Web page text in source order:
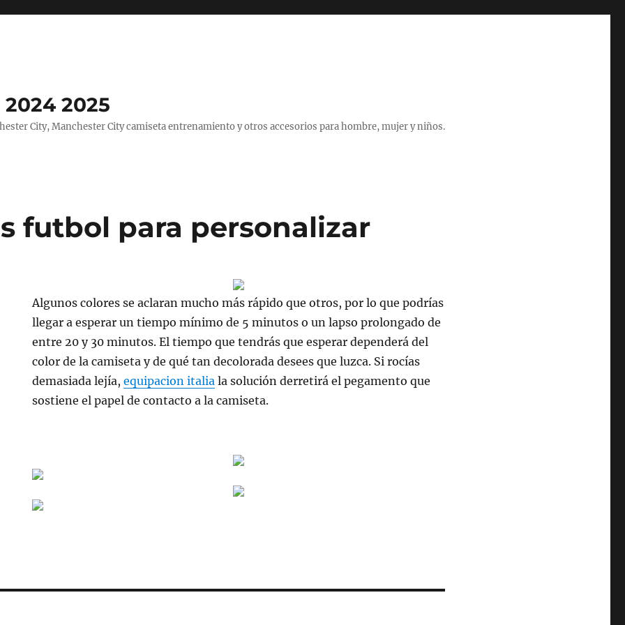
2025
City, Manchester City camiseta entrenamiento y otros accesorios para hombre, mujer y niños.
futbol para personalizar
Algunos colores se aclaran mucho más rápido que otros, por lo que podrías
llegar a esperar un tiempo mínimo de 5 minutos o un lapso prolongado de
entre 20 y 30 minutos. El tiempo que tendrás que esperar dependerá del
color de la camiseta y de qué tan decolorada desees que luzca. Si rocías
demasiada lejía,equipacion italia la solución derretirá el pegamento que
sostiene el papel de contacto a la camiseta.